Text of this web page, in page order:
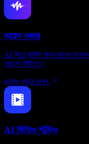
ভয়েস ওভার
AI দিয়ে ঝটপট মানব-মানের
কোনো স্টাইলে।
ভয়েস ওভার দেখুন
AI ভিডিও স্টুডিও